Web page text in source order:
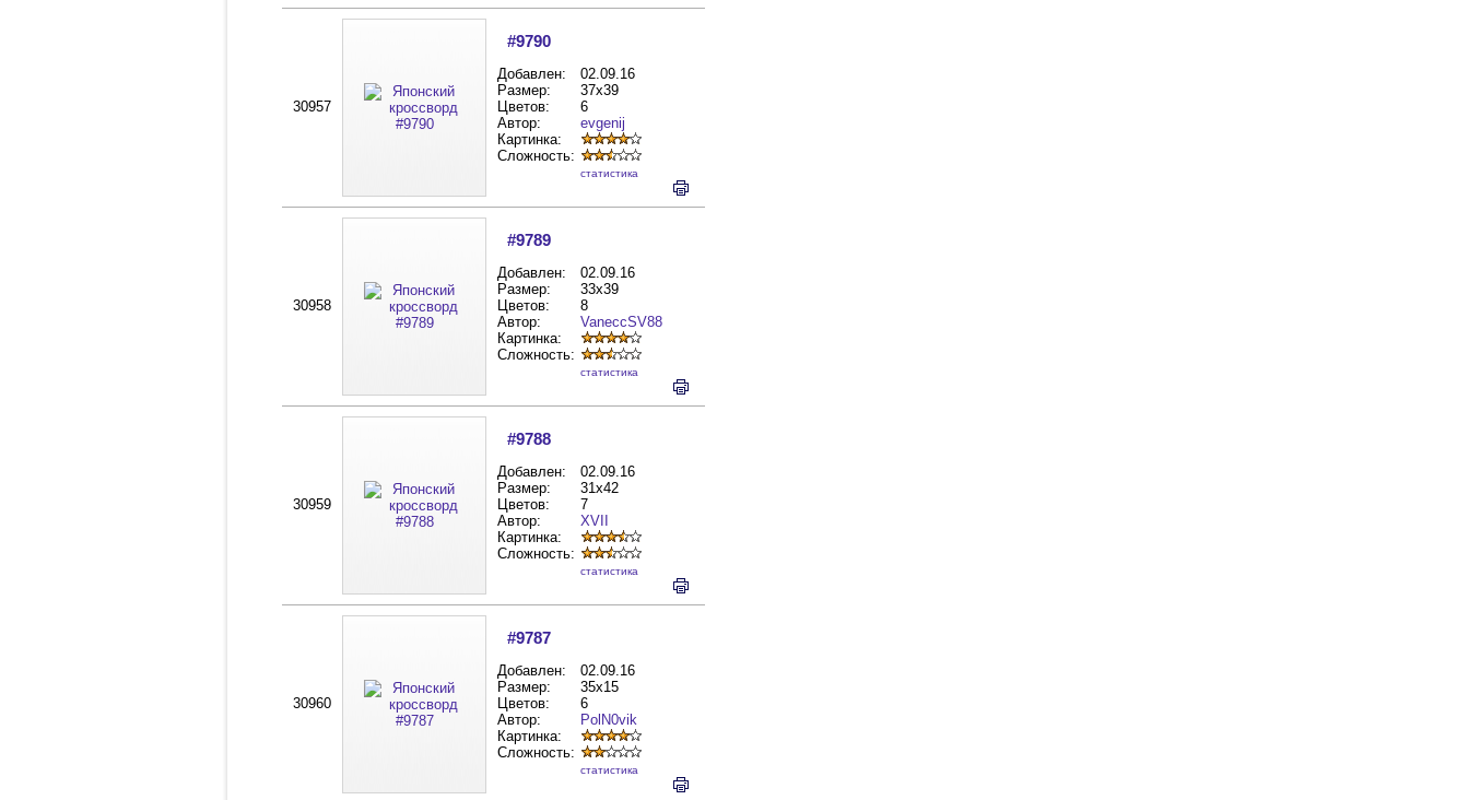
30957
#9790
Добавлен:
02.09.16
Размер:
37x39
Цветов:
6
Автор:
evgenij
Картинка:
Сложность:
cтатистика
30958
#9789
Добавлен:
02.09.16
Размер:
33x39
Цветов:
8
Автор:
VaneccSV88
Картинка:
Сложность:
cтатистика
30959
#9788
Добавлен:
02.09.16
Размер:
31x42
Цветов:
7
Автор:
XVII
Картинка:
Сложность:
cтатистика
30960
#9787
Добавлен:
02.09.16
Размер:
35x15
Цветов:
6
Автор:
PolN0vik
Картинка:
Сложность:
cтатистика